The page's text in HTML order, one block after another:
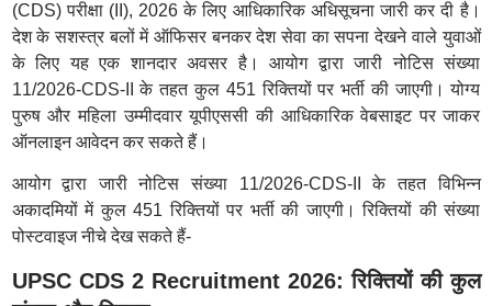
(CDS) परीक्षा (II), 2026 के लिए आधिकारिक अधिसूचना जारी कर दी है।
देश के सशस्त्र बलों में ऑफिसर बनकर देश सेवा का सपना देखने वाले युवाओं
के लिए यह एक शानदार अवसर है। आयोग द्वारा जारी नोटिस संख्या
11/2026-CDS-II के तहत कुल 451 रिक्तियों पर भर्ती की जाएगी। योग्य
पुरुष और महिला उम्मीदवार यूपीएससी की आधिकारिक वेबसाइट पर जाकर
ऑनलाइन आवेदन कर सकते हैं।
आयोग द्वारा जारी नोटिस संख्या 11/2026-CDS-II के तहत विभिन्न
अकादमियों में कुल 451 रिक्तियों पर भर्ती की जाएगी। रिक्तियों की संख्या
पोस्टवाइज नीचे देख सकते हैं-
UPSC CDS 2 Recruitment 2026: रिक्तियों की कुल